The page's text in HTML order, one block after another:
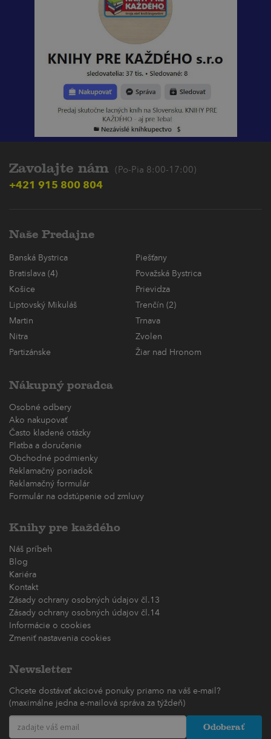
Zavolajte nám (Po-Pia 8:00-17:00)
+421 915 800 804
Naše Predajne
Banská Bystrica
Piešťany
Bratislava (4)
Považská Bystrica
Košice
Prievidza
Liptovský Mikuláš
Trenčín (2)
Martin
Trnava
Nitra
Zvolen
Partizánske
Žiar nad Hronom
Nákupný poradca
Osobné odbery
Ako nakupovať
Často kladené otázky
Platba a doručenie
Obchodné podmienky
Reklamačný poriadok
Reklamačný formulár
Formulár na odstúpenie od zmluvy
Knihy pre každého
Náš príbeh
Blog
Kariéra
Kontakt
Zásady ochrany osobných údajov čl.13
Zásady ochrany osobných údajov čl.14
Informácie o cookies
Zmeniť nastavenia cookies
Newsletter
Chcete dostávať akciové ponuky priamo na váš e-mail?
(maximálne jedna e-mailová správa za týždeň)
Odoberať